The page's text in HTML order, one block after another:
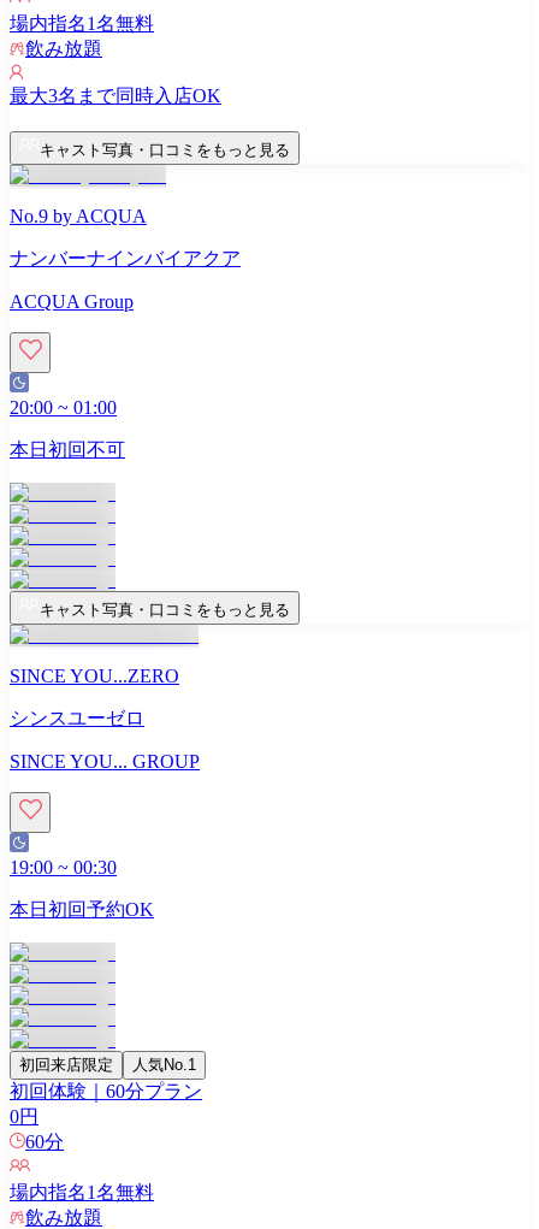
場内指名1名無料
飲み放題
最大3名まで同時入店OK
キャスト写真・口コミをもっと見る
No.9 by ACQUA
ナンバーナインバイアクア
ACQUA Group
20:00 ~ 01:00
本日初回不可
キャスト写真・口コミをもっと見る
SINCE YOU...ZERO
シンスユーゼロ
SINCE YOU... GROUP
19:00 ~ 00:30
本日初回予約OK
初回来店限定 人気No.1
初回体験｜60分プラン
0円
60分
場内指名1名無料
飲み放題